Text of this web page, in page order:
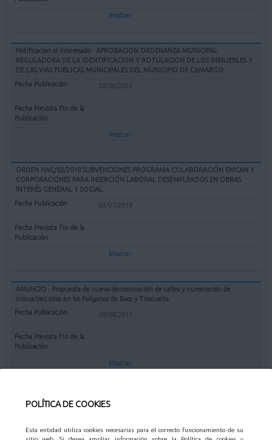
POLÍTICA DE COOKIES
Esta entidad utiliza cookies necesarias para el correcto funcionamiento de su
Mostrar
Notificacion al interesado - APROBACION ORDENANZA MUNICIPAL
REGULADORA DE LA IDENTIFICACION Y ROTULACION DE LOS INMUEBLES Y
DE LAS VIAS PUBLICAS MUNICIPALES DEL MUNICIPIO DE CAMARGO
28/06/2021
Mostrar
ORDEN HAC/03/2018 SUBVENCIONES PROGRAMA COLABORACIÓN EMCAN Y
CORPORACIONES PARA INSERCIÓN LABORAL DESEMPLEADOS EN OBRAS
INTERÉS GENERAL Y SOCIAL
03/07/2018
Mostrar
ANUNCIO - Propuesta de nueva denominación de calles y numeración de
inmuebles sitos en los Polígonos de Raos y Trascueto.
09/08/2017
Mostrar